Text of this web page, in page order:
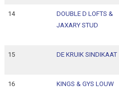
14
DOUBLE D LOFTS &
JAXARY STUD
15 DE KRUIK SINDIKAAT
16 KINGS & GYS LOUW